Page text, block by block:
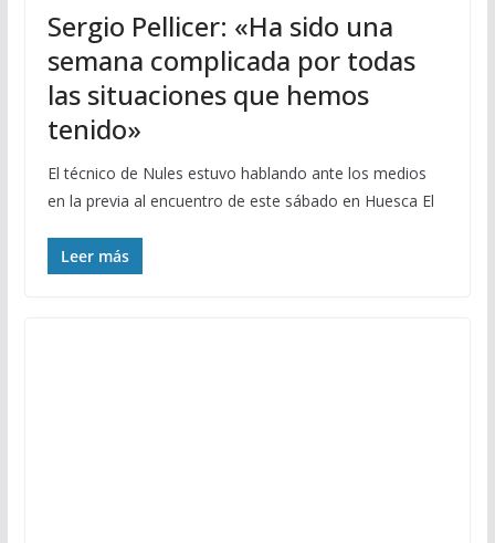
Sergio Pellicer: «Ha sido una
semana complicada por todas
las situaciones que hemos
tenido»
El técnico de Nules estuvo hablando ante los medios
en la previa al encuentro de este sábado en Huesca El
Leer más